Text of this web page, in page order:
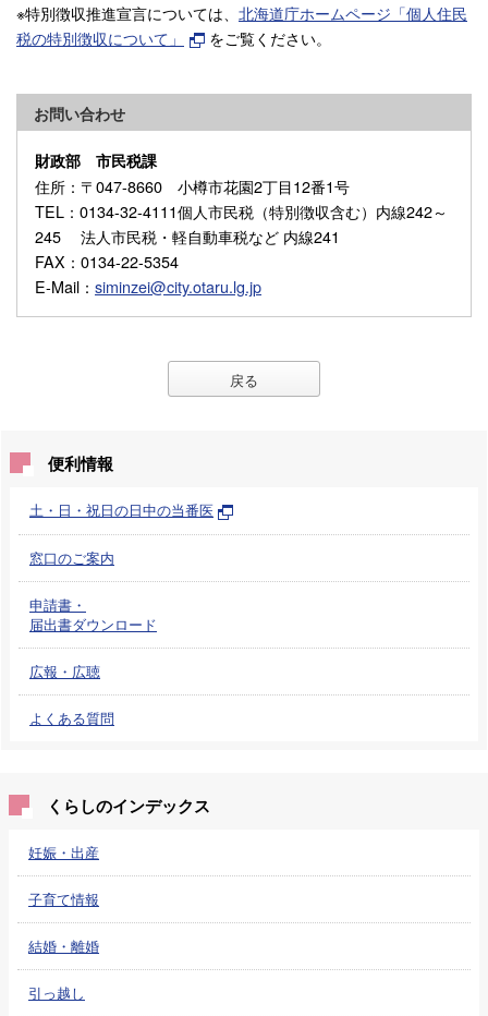
※特別徴収推進宣言については、 北海道庁ホームページ「個人住民
税の特別徴収について」
をご覧ください。
お問い合わせ
財政部 市民税課
住所 ：〒047-8660 小樽市花園2丁目12番1号
TEL ：0134-32-4111個人市民税（特別徴収含む）内線242～
245 法人市民税・軽自動車税など 内線241
FAX ：0134-22-5354
E-Mail ： siminzei@city.otaru.lg.jp
戻る
便利情報
土・日・祝日の日中の当番医
窓口のご案内
申請書・
届出書ダウンロード
広報・広聴
よくある質問
くらしのインデックス
妊娠・出産
子育て情報
結婚・離婚
引っ越し